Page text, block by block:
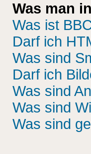
Was man
Was ist
Darf ich
Was sind
Darf ich
Was sind
Was sind
Was sind